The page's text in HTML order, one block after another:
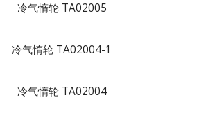
冷气惰轮 TA02005
冷气惰轮 TA02004-1
冷气惰轮 TA02004